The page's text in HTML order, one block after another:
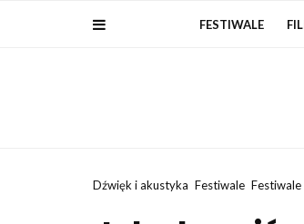
FESTIWALE
Dźwięk i akustyka Festiwale Festiwale